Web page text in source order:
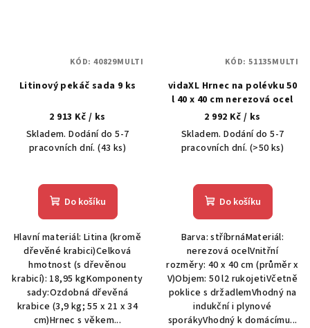
Litinový pekáč sada 9 ks
2 913 Kč / ks
Skladem. Dodání do 5-7
pracovních dní.(43 ks)
Do košíku
Hlavní materiál: Litina (kromě
dřevěné krabici)Celková
hmotnost (s dřevěnou
krabicí): 18,95 kgKomponenty
sady:Ozdobná dřevěná
krabice (3,9 kg; 55 x 21 x 34
cm)Hrnec s věkem...
KÓD: 40829MULTI
vidaXL Hrnec na polévku 50
l 40 x 40 cm nerezová ocel
2 992 Kč / ks
Skladem. Dodání do 5-7
pracovních dní.(>50 ks)
Do košíku
Barva: stříbrnáMateriál:
nerezová ocelVnitřní
rozměry: 40 x 40 cm (průměr x
V)Objem: 50 l2 rukojetiVčetně
poklice s držadlemVhodný na
indukční i plynové
sporákyVhodný k domácímu...
KÓD: 51135MULTI